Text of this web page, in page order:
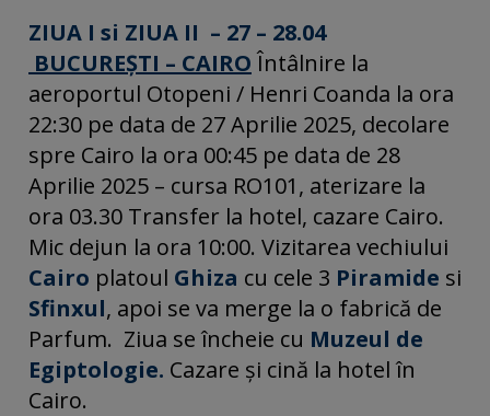
ZIUA I si ZIUA II – 27 – 28.04
BUCUREŞTI – CAIROÎntâlnire la
aeroportul Otopeni / Henri Coanda la ora
22:30 pe data de 27 Aprilie 2025, decolare
spre Cairo la ora 00:45 pe data de 28
Aprilie 2025 – cursa RO101, aterizare la
ora 03.30 Transfer la hotel, cazare Cairo.
Mic dejun la ora 10:00. Vizitarea vechiului
Cairo platoul Ghiza cu cele 3 Piramide si
Sfinxul, apoi se va merge la o fabrică de
Parfum. Ziua se încheie cu Muzeul de
Egiptologie. Cazare și cină la hotel în
Cairo.